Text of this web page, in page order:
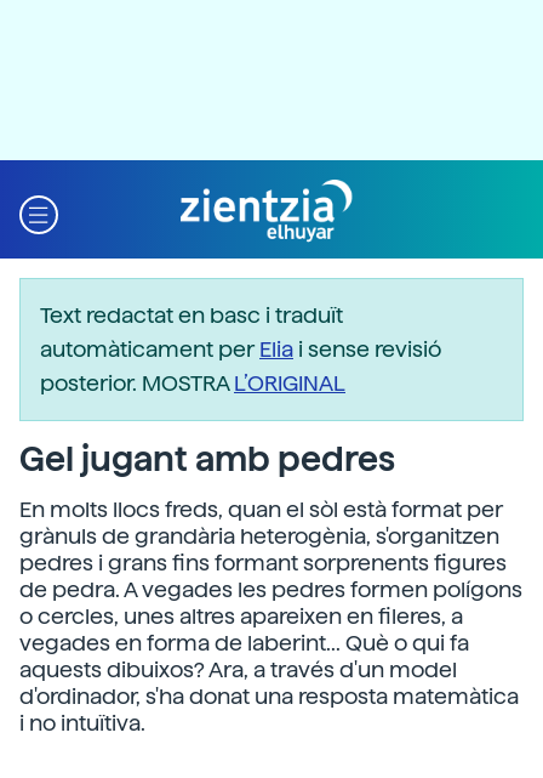
Text redactat en basc i traduït
automàticament perElia i sense revisió
posterior. MOSTRAL’ORIGINAL
Gel jugant amb pedres
En molts llocs freds, quan el sòl està format per
grànuls de grandària heterogènia, s'organitzen
pedres i grans fins formant sorprenents figures
de pedra. A vegades les pedres formen polígons
o cercles, unes altres apareixen en fileres, a
vegades en forma de laberint... Què o qui fa
aquests dibuixos? Ara, a través d'un model
d'ordinador, s'ha donat una resposta matemàtica
i no intuïtiva.